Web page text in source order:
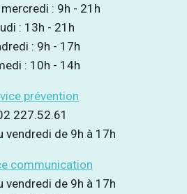
: 9h - 21h
: 13h - 21h
: 9h - 17h
: 10h - 14h
prévention
227.52.61
vendredi de 9h à 17h
communication
vendredi de 9h à 17h